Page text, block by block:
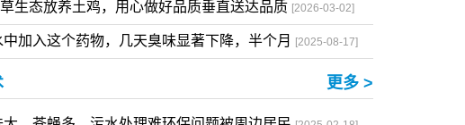
物处理活菌剂（养殖场污水生物处理剂）效[2026-04-02]
生态放养土鸡，用心做好品质垂直送达品质[2026-03-02]
加入这个药物，几天臭味显著下降，半个月 [2025-08-17]